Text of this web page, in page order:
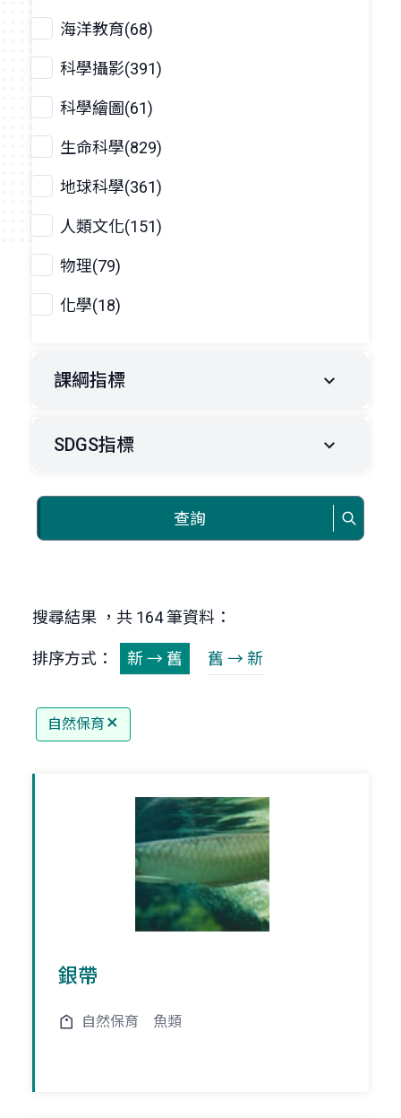
海洋教育(68)
科學攝影(391)
科學繪圖(61)
生命科學(829)
地球科學(361)
人類文化(151)
物理(79)
化學(18)
課綱指標
SDGS指標
查詢
搜尋結果 ，共 164 筆資料：
排序方式： 新 → 舊 舊 → 新
自然保育
銀帶
自然保育 魚類